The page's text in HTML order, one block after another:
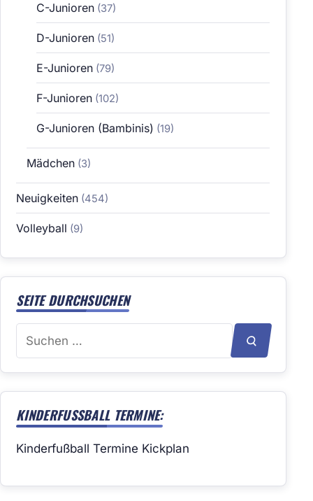
C-Junioren (37)
D-Junioren (51)
E-Junioren (79)
F-Junioren (102)
G-Junioren (Bambinis) (19)
Mädchen(3)
Neuigkeiten (454)
Volleyball (9)
SEITE DURCHSUCHEN
Suchen
SUCHEN
KINDERFUSSBALL TERMINE:
Kinderfußball Termine Kickplan